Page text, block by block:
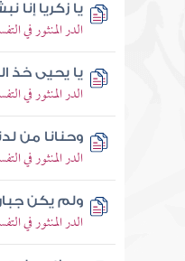
يا زكريا إنا
الدر المنثور في
يا يحيى خذ
الدر المنثور في
وحنانا من
الدر المنثور في
ولم يكن
الدر المنثور في